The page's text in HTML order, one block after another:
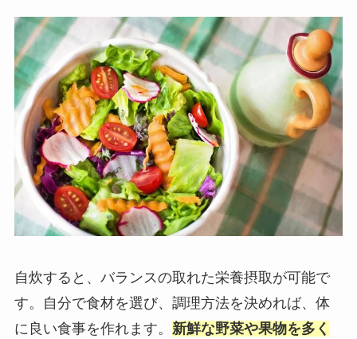
自炊すると、バランスの取れた栄養摂取が可能で
す。自分で食材を選び、調理方法を決めれば、体
に良い食事を作れます。 新鮮な野菜や果物を多く